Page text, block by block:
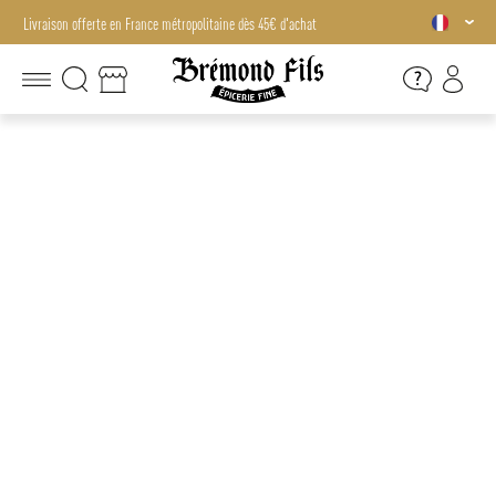
Livraison offerte en France métropolitaine dès 45€ d'achat
Livraison offerte en France métropolitaine dès 45€ d'achat